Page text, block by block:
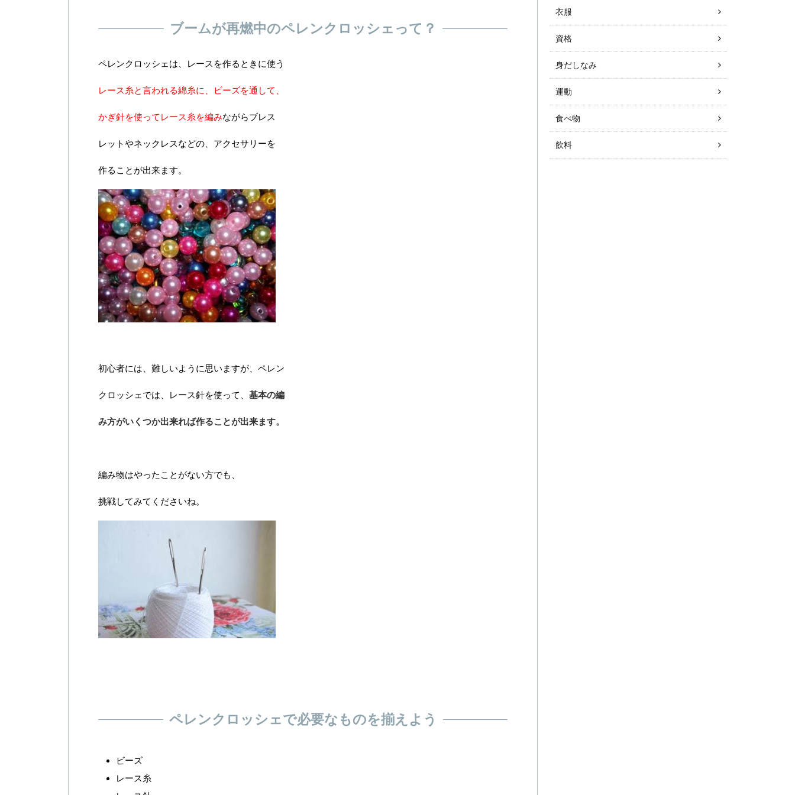
ブームが再燃中のペレンクロッシェって？
ペレンクロッシェは、レースを作るときに使う
レース糸と言われる綿糸に、ビーズを通して、
かぎ針を使ってレース糸を編みながらブレス
レットやネックレスなどの、アクセサリーを
作ることが出来ます。
初心者には、難しいように思いますが、ペレン
クロッシェでは、レース針を使って、 基本の編
み方がいくつか出来れば作ることが出来ます。
編み物はやったことがない方でも、
挑戦してみてくださいね。
ペレンクロッシェで必要なものを揃えよう
ビーズ
レース糸
衣服
資格
身だしなみ
運動
食べ物
飲料